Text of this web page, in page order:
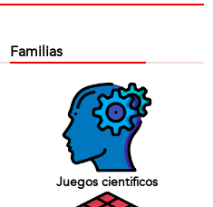
Familias
Juegos cientificos